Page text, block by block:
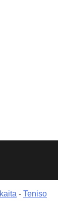
- Teniso